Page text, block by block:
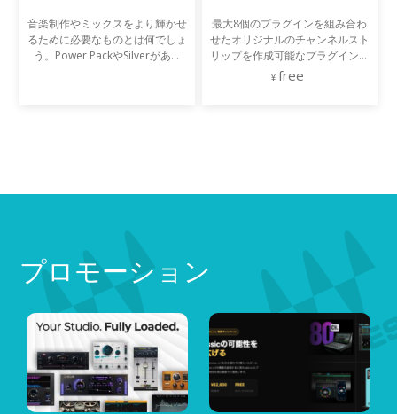
音楽制作やミックスをより輝かせ
るために必要なものとは何でしょ
う。Power PackやSilverがあれ
最大8個のプラグインを組み合わ
せたオリジナルのチャンネルスト
リップを作成可能なプラグイン。
その他にも周波数帯ごとにプラグ
free
プロモーション